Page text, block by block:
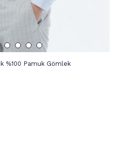
%100 Pamuk Gömlek